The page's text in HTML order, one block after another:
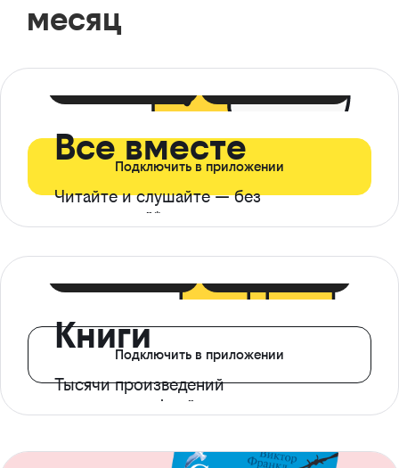
месяц
Все вместе
Читайте и слушайте — без
ограничений*
Подключить в приложении
Книги
Тысячи произведений
с доступом офлайн
Подключить в приложении